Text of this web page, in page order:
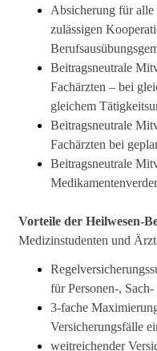
Absicherung für
zulässigen
Beitragsneutrale
Fachärzten – bei
gleichem
Beitragsneutrale
Fachärzten bei
Beitragsneutrale
Vorteile der Heilwesen-
Medizinstudenten und
für Personen-,
3-fache
Versicherungsfälle
weitreichender